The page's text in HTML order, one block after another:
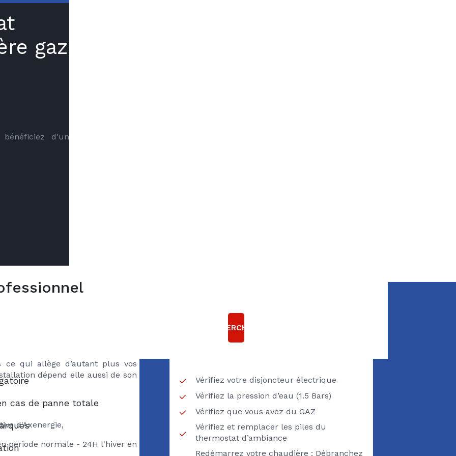
gaz
bénéficiez d'un
qui allège d’autant plus vos
dépend elle aussi de son
d'Axenergie,
période normale - 24H l'hiver en
EST EN PANNE ?
Pensez à vérifier
Vérifiez votre disjoncteur électrique
Vérifiez la pression d’eau (1.5 Bars)
Vérifiez que vous avez du GAZ
Vérifiez et remplacer les piles du
thermostat d’ambiance
Redémarrez votre chaudière : Débranchez
RECHERCHER
cas de panne totale